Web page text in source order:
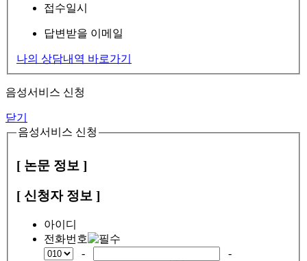
접수일시
답변받을 이메일
나의 상담내역 바로가기
음성서비스 신청
닫기
음성서비스 신청
[ 논문 정보 ]
[ 신청자 정보 ]
아이디
전화번호
-
-